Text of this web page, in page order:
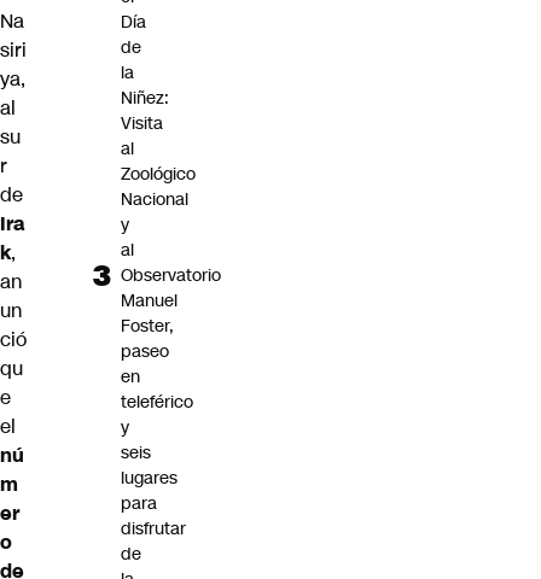
Na
siri
ya,
al
su
r
de
Ira
k,
an
un
ció
qu
e
el
nú
m
er
o
de
Día
de
la
Niñez:
Visita
al
Zoológico
Nacional
y
al
Observatorio
Manuel
Foster,
paseo
en
teleférico
y
seis
lugares
para
disfrutar
de